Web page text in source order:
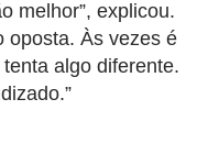
melhor”, explicou.
oposta. Às vezes é
algo diferente.